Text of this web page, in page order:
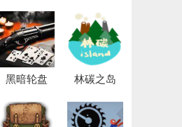
黑暗轮盘 林碳之岛